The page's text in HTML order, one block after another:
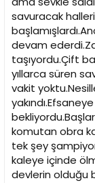
savuracak
devam
taşıyordu.Çift
yıllarca süren
vakit
komutan obra
tek şey
kaleye içinde
devlerin olduğu